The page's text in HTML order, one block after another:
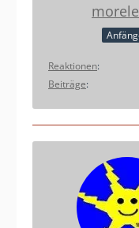
Reaktionen
Beiträge